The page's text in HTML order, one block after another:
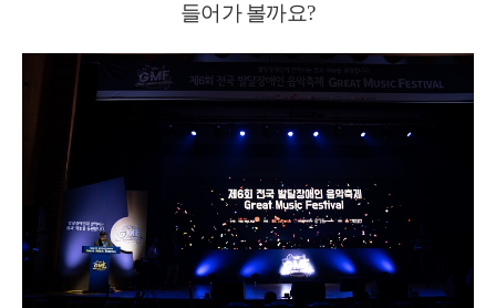
들어가 볼까요?